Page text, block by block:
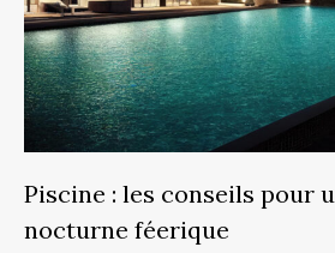
Piscine : les conseils pour
nocturne féerique